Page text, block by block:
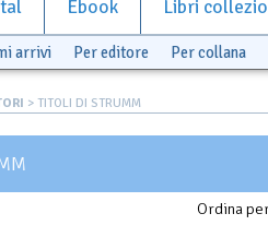
Ebook Libri
arrivi Per editore Per collana
> TITOLI DI STRUMM
Ordina